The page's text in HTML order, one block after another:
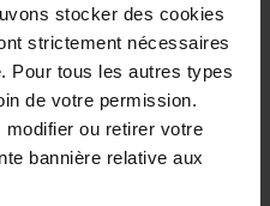
stocker des cookies
strictement nécessaires
Pour tous les autres types
de votre permission.
ou retirer votre
bannière relative aux
PRIVÉE
116,50 € Ajouter